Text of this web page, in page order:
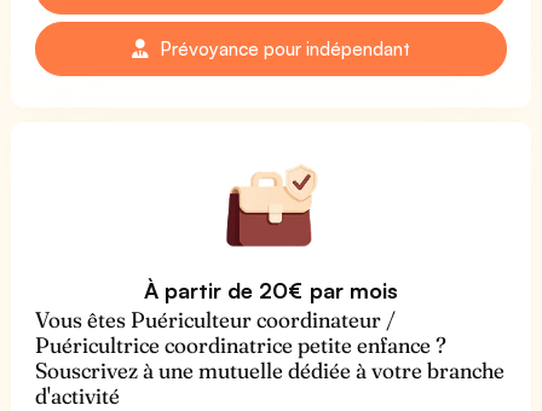
Prévoyance pour indépendant
À partir de 20€ par mois
Vous êtes Puériculteur coordinateur /
Puéricultrice coordinatrice petite enfance ?
Souscrivez à une mutuelle dédiée à votre branche
d'activité